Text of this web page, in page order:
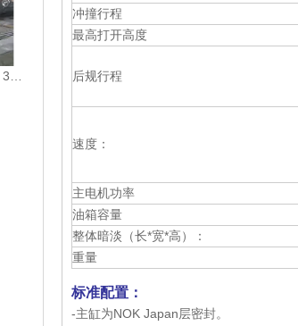
冲撞行程
最高打开高度
后规行程
速度：
主电机功率
油箱容量
整体暗淡（长*宽*高）：
重量
标准配置：
-主缸为NOK Japan层密封。